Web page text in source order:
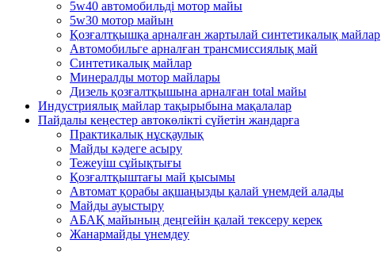
5w40 автомобильді мотор майы
5w30 мотор майын
Қозғалтқышқа арналған жартылай синтетикалық майлар
Автомобильге арналған трансмиссиялық май
Синтетикалық майлар
Минералды мотор майлары
Дизель қозғалтқышына арналған total майы
Индустриялық майлар тақырыбына мақалалар
Пайдалы кеңестер автокөлікті сүйетін жандарға
Практикалық нұсқаулық
Mайды кәдеге асыру
Тежеуіш cұйықтығы
Қозғалтқыштағы май қысымы
Автомат қорабы ақшаңызды қалай үнемдей алады
Майды ауыстыру
АБАҚ майының деңгейін қалай тексеру керек
Жанармайды үнемдеу